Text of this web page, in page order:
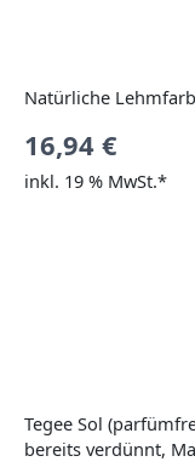
Natürliche
16,94 €
inkl. 19 % MwSt.*
Tegee Sol
bereits verdünnt,